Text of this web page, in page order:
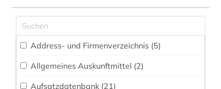
Elektrotechnik, Elektronik, Nachrichtentechnik
(5)
Energietechnik (3)
almanach (2)
antiheld (1)
antike (1)
Address- und Firmenverzeichnis (5)
Allgemeines Auskunftmittel (2)
Aufsatzdatenbank (21)